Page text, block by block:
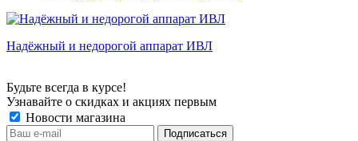
Надёжный и недорогой аппарат ИВЛ
Будьте всегда в курсе!
Узнавайте о скидках и акциях первым
Новости магазина